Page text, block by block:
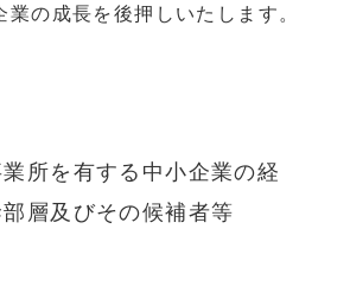
業の成長を後押しいたします。
所を有する中小企業の経
層及びその候補者等